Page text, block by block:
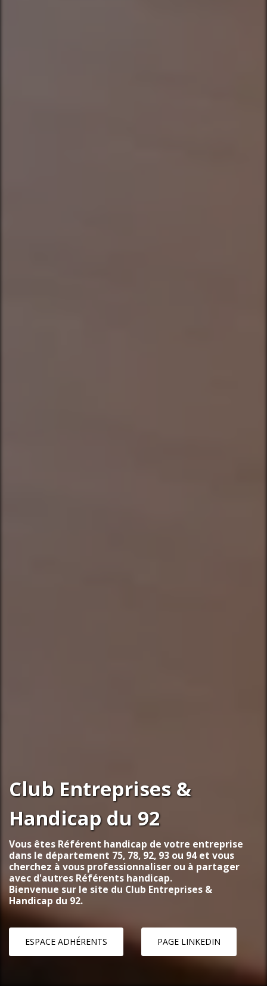
Club Entreprises &
Handicap du 92
Vous êtes Référent handicap de votre entreprise
dans le département 75, 78, 92, 93 ou 94 et vous
cherchez à vous professionnaliser ou à partager
avec d'autres Référents handicap.
Bienvenue sur le site du Club Entreprises &
Handicap du 92.
ESPACE ADHÉRENTS PAGE LINKEDIN